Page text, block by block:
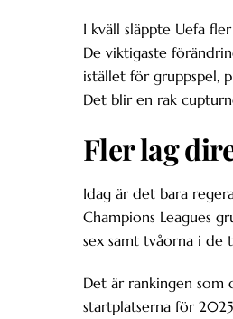
I kväll släppte Uefa
De viktigaste
istället för gruppspel,
Det blir en rak
Fler lag
Idag är det bara
Champions Leagues
sex samt tvåorna i de
Det är rankingen som
startplatserna för